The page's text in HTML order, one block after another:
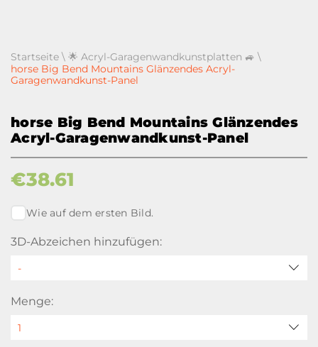
Startseite \ 🌟 Acryl-Garagenwandkunstplatten 🚙 \
horse Big Bend Mountains Glänzendes Acryl-
Garagenwandkunst-Panel
horse Big Bend Mountains Glänzendes
Acryl-Garagenwandkunst-Panel
€38.61
Wie auf dem ersten Bild.
3D-Abzeichen hinzufügen:
Menge: